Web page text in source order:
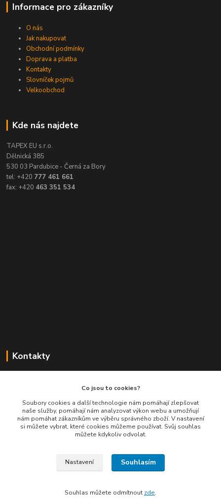
Informace pro zákazníky
O nás
Jak nakupovat
Obchodní podmínky
Doprava a platba
Kontakty
Slovníček pojmů
Velkoobchod
Kde nás najdete
TAPEX EU s.r.o.
Dělnická 385
530 03 Pardubice - Černá za Bory
tel: +420 777 461 661
fax: +420 463 351 534
Kontakty
+420 777 461 661
(Po-Pá, 8-16 hod.)
info@balimespolu.cz
Co jsou to cookies?
Soubory cookies a další technologie nám pomáhají zlepšovat
naše služby, pomáhají nám analyzovat výkon webu a umožňují
nám pomáhat zákazníkům ve výběru správného zboží. V nastavení
si můžete vybrat, které cookies můžeme používat. Svůj souhlas
můžete kdykoliv odvolat.
Nastavení Souhlasím
Souhlas můžete odmítnout zde.